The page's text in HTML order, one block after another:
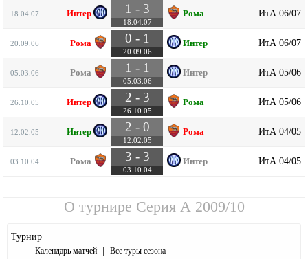
18.04.07 Интер 1 - 3
18.04.07
Рома ИтА 06/07
20.09.06 Рома 0 - 1
20.09.06
Интер ИтА 06/07
05.03.06 Рома 1 - 1
05.03.06
Интер ИтА 05/06
26.10.05 Интер 2 - 3
26.10.05
Рома ИтА 05/06
12.02.05 Интер 2 - 0
12.02.05
Рома ИтА 04/05
03.10.04 Рома 3 - 3
03.10.04
Интер ИтА 04/05
О турнире Серия А 2009/10
Турнир
Календарь матчей | Все туры сезона